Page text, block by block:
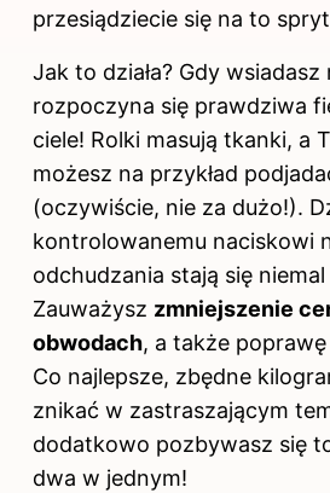
przesiądziecie się na to
Jak to działa? Gdy wsiadasz
rozpoczyna się prawdziwa
ciele! Rolki masują tkanki, a
możesz na przykład
(oczywiście, nie za dużo!).
kontrolowanemu naciskowi
odchudzania stają się
Zauważysz zmniejszenie
obwodach, a także
Co najlepsze, zbędne
znikać w zastraszającym
dodatkowo pozbywasz się
dwa w jednym!